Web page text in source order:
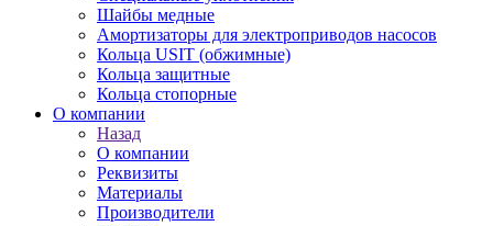
Шайбы медные
Амортизаторы для электроприводов насосов
Кольца USIT (обжимные)
Кольца защитные
Кольца стопорные
О компании
Назад
О компании
Реквизиты
Материалы
Производители